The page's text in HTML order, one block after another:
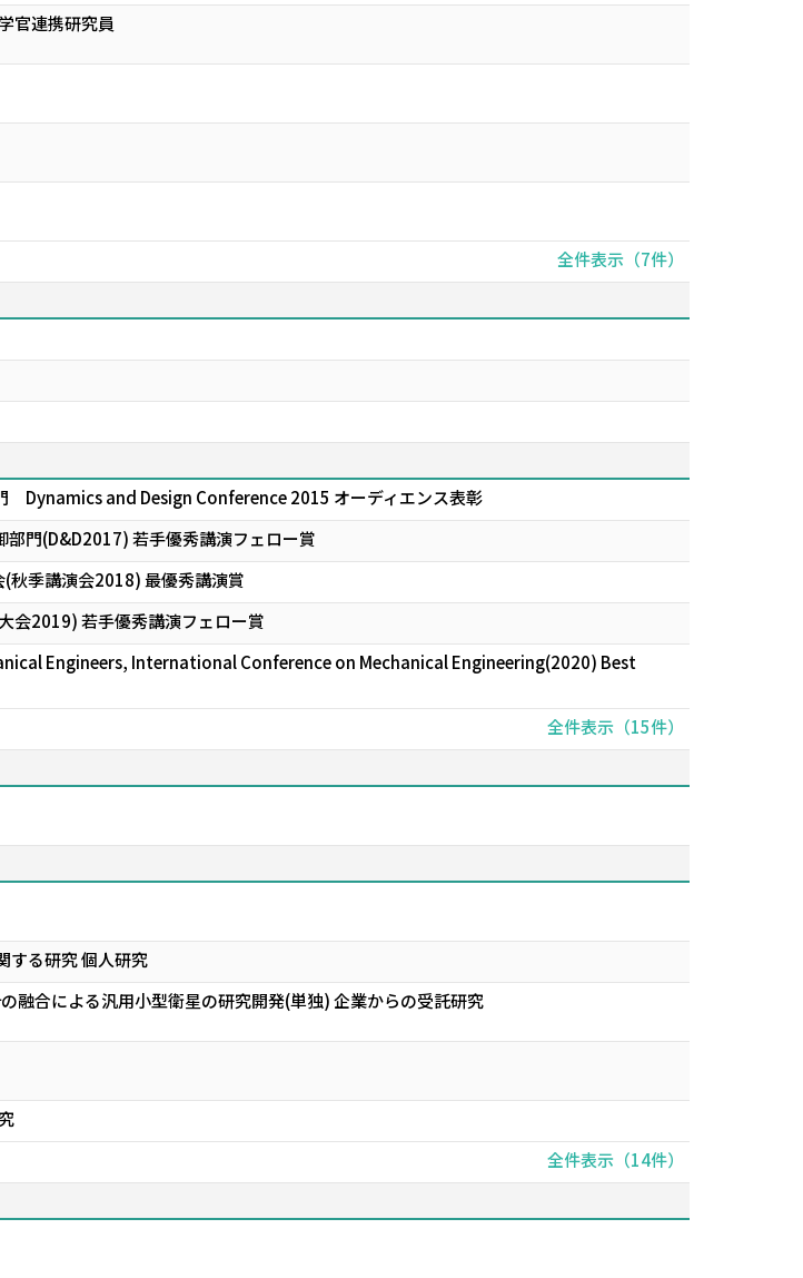
官連携研究員
全件表示（7件）
Dynamics and Design Conference 2015 オーディエンス表彰
部門(D&D2017) 若手優秀講演フェロー賞
(秋季講演会2018) 最優秀講演賞
会2019) 若手優秀講演フェロー賞
Engineers, International Conference on Mechanical Engineering(2020) Best
全件表示（15件）
する研究 個人研究
融合による汎用小型衛星の研究開発(単独) 企業からの受託研究
全件表示（14件）